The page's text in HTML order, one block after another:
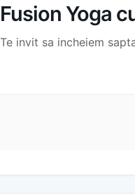
Fusion Yoga
Te invit sa incheiem